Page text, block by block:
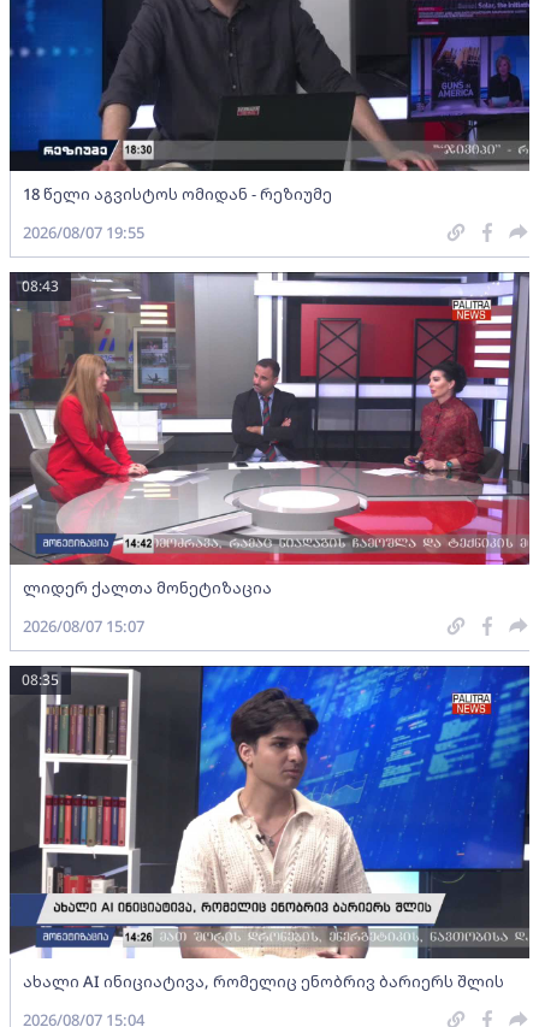
18 წელი აგვისტოს ომიდან - რეზიუმე
2026/08/07 19:55
ლიდერ ქალთა მონეტიზაცია
08:43
2026/08/07 15:07
ახალი AI ინიციატივა, რომელიც ენობრივ ბარიერს შლის
08:35
2026/08/07 15:04